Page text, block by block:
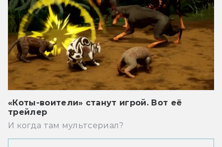
«Коты-воители» станут игрой. Вот её
трейлер
И когда там мультсериал?